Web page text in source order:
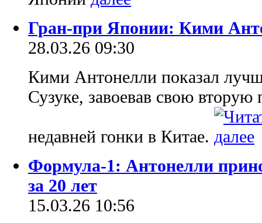
Гран-при Японии: Кими
28.03.26 09:30
Кими Антонелли показал
Сузуке, завоевав свою
недавней гонки в Китае.
Формула-1: Антонелли
за 20 лет
15.03.26 10:56